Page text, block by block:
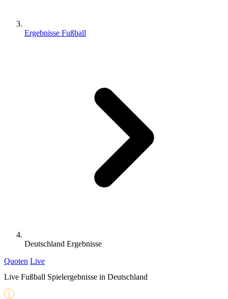
Ergebnisse Fußball
Deutschland Ergebnisse
Quoten Live
Live Fußball Spielergebnisse in Deutschland